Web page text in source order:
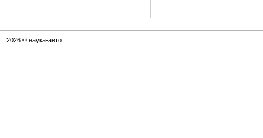
2026 © наука-авто